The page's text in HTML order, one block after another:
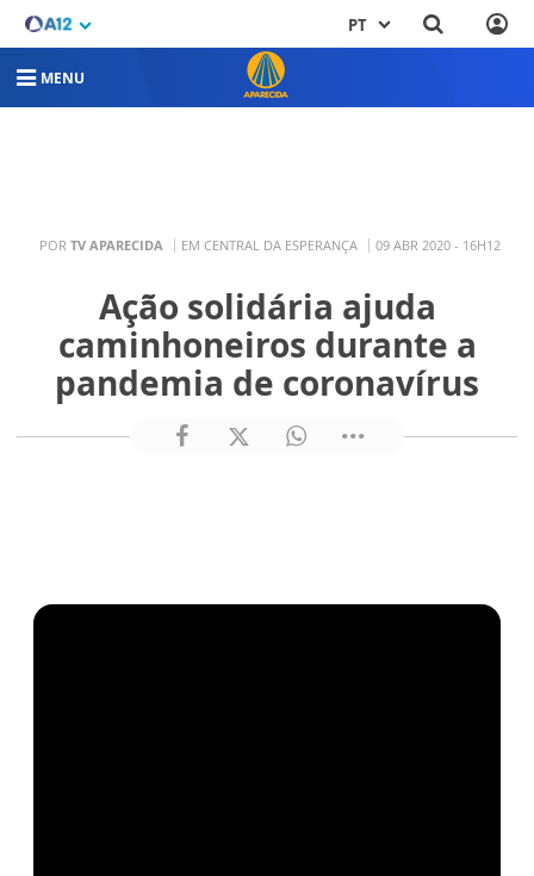
PT
MENU
POR TV APARECIDA EM CENTRAL DA ESPERANÇA 09 ABR 2020 - 16H12
Ação solidária ajuda
caminhoneiros durante a
pandemia de coronavírus